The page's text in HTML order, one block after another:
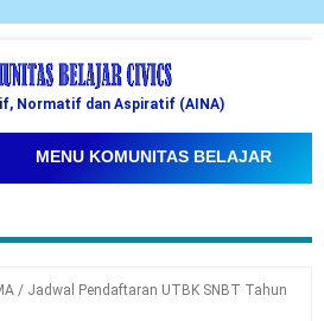
Normatif dan Aspiratif (AINA)
MENU KOMUNITAS BELAJAR
/ Jadwal Pendaftaran UTBK SNBT Tahun